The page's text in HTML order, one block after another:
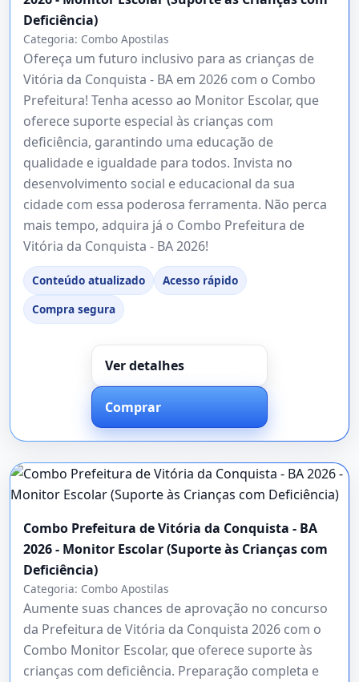
Deficiência)
Categoria: Combo Apostilas
Ofereça um futuro inclusivo para as crianças de
Vitória da Conquista - BA em 2026 com o Combo
Prefeitura! Tenha acesso ao Monitor Escolar, que
oferece suporte especial às crianças com
deficiência, garantindo uma educação de
qualidade e igualdade para todos. Invista no
desenvolvimento social e educacional da sua
cidade com essa poderosa ferramenta. Não perca
mais tempo, adquira já o Combo Prefeitura de
Vitória da Conquista - BA 2026!
Conteúdo atualizado
Acesso rápido
Compra segura
Ver detalhes
Comprar
Combo Prefeitura de Vitória da Conquista - BA
2026 - Monitor Escolar (Suporte às Crianças com
Deficiência)
Categoria: Combo Apostilas
Aumente suas chances de aprovação no concurso
da Prefeitura de Vitória da Conquista 2026 com o
Combo Monitor Escolar, que oferece suporte às
crianças com deficiência. Preparação completa e